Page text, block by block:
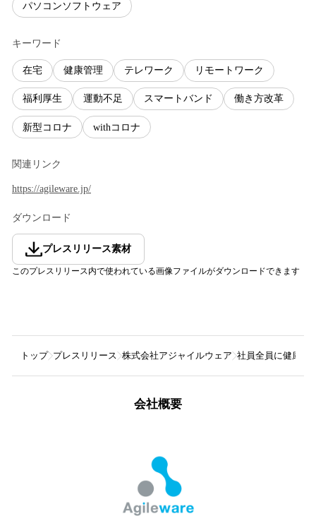
パソコンソフトウェア
キーワード
在宅 健康管理 テレワーク リモートワーク
福利厚生 運動不足 スマートバンド 働き方改革
新型コロナ withコロナ
関連リンク
https://agileware.jp/
ダウンロード
プレスリリース素材
このプレスリリース内で使われている画像ファイルがダウンロードできます
トップ プレスリリース 株式会社アジャイルウェア 社員全員に健康管
会社概要